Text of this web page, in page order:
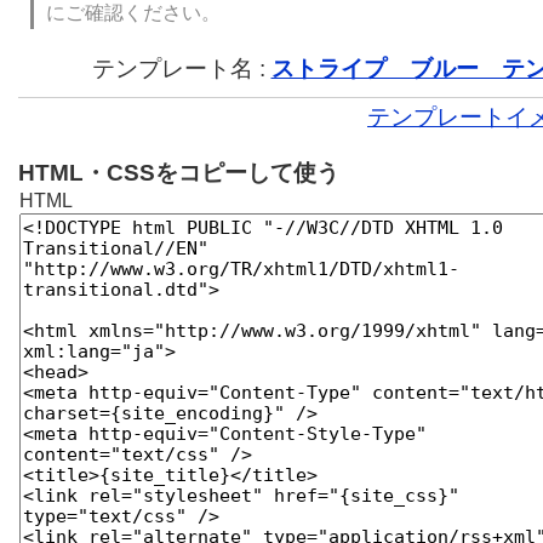
にご確認ください。
テンプレート名 : ストライプ ブルー テ
テンプレートイ
HTML・CSSをコピーして使う
HTML